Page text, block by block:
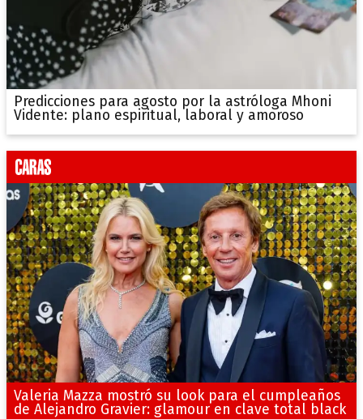
Predicciones para agosto por la astróloga Mhoni
Vidente: plano espiritual, laboral y amoroso
Valeria Mazza mostró su look para el cumpleaños
de Alejandro Gravier: glamour en clave total black